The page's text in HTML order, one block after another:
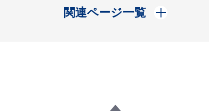
関連ページ一覧
開く